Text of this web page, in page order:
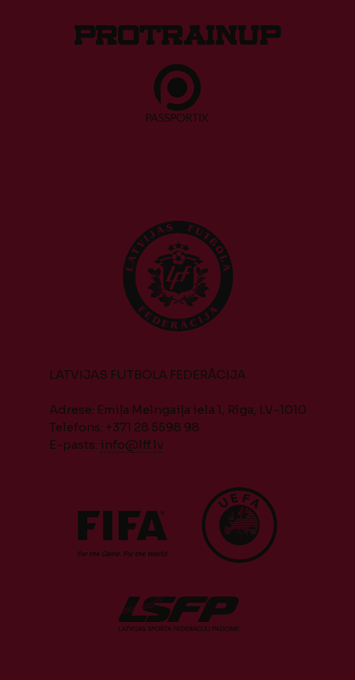
LATVIJAS FUTBOLA FEDERĀCIJA
Adrese: Emiļa Melngaiļa iela 1, Rīga, LV-1010
Telefons: +371 28 5598 98
E-pasts: info@lff.lv